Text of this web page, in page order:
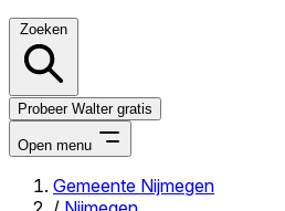
Zoeken
Probeer Walter gratis
Open menu
Gemeente Nijmegen